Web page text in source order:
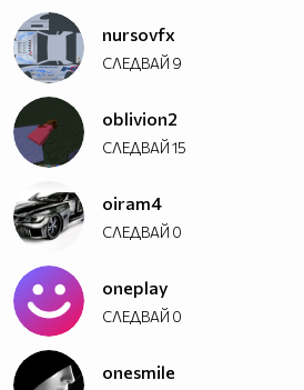
nursovfx
СЛЕДВАЙ 9
oblivion2
СЛЕДВАЙ15
oiram4
СЛЕДВАЙ 0
oneplay
СЛЕДВАЙ 0
onesmile